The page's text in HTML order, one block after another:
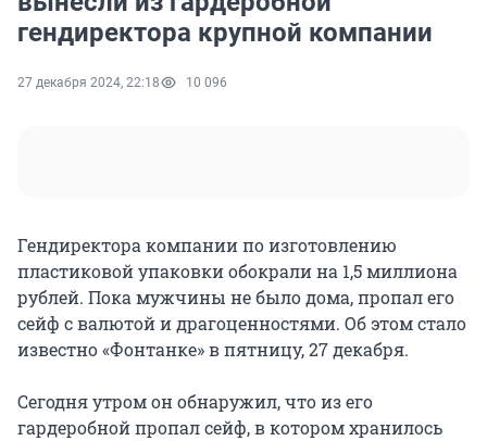
гендиректора крупной компании
27 декабря 2024, 22:18 10 096
Гендиректора компании по изготовлению
пластиковой упаковки обокрали на 1,5 миллиона
рублей. Пока мужчины не было дома, пропал его
сейф с валютой и драгоценностями. Об этом стало
известно «Фонтанке» в пятницу, 27 декабря.
Сегодня утром он обнаружил, что из его
гардеробной пропал сейф, в котором хранилось